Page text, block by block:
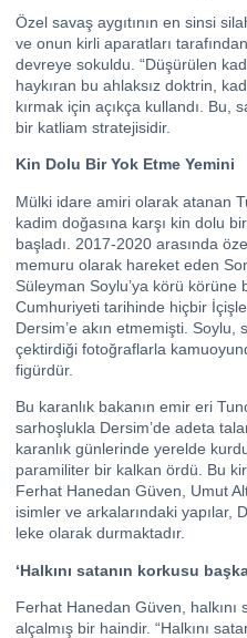
Özel savaş aygıtının en sinsi
ve onun kirli aparatları
devreye sokuldu. “Düşürülen
haykıran bu ahlaksız doktrin,
kırmak için açıkça kullandı.
bir katliam stratejisidir.
Kin Dolu Bir Yok Etme Yemini
Mülki idare amiri olarak atanan
kadim doğasına karşı kin dolu
başladı. 2017-2020 arasında
memuru olarak hareket eden
Süleyman Soylu’ya körü körüne
Cumhuriyeti tarihinde hiçbir
Dersim’e akın etmemişti. Soylu,
çektirdiği fotoğraflarla
figürdür.
Bu karanlık bakanın emir eri
sarhoşlukla Dersim’de adeta
karanlık günlerinde yerelde
paramiliter bir kalkan ördü. Bu
Ferhat Hanedan Güven, Umut
isimler ve arkalarındaki yapılar,
leke olarak durmaktadır.
‘Halkını satanın korkusu
Ferhat Hanedan Güven,
alçalmış bir haindir. “Halkını